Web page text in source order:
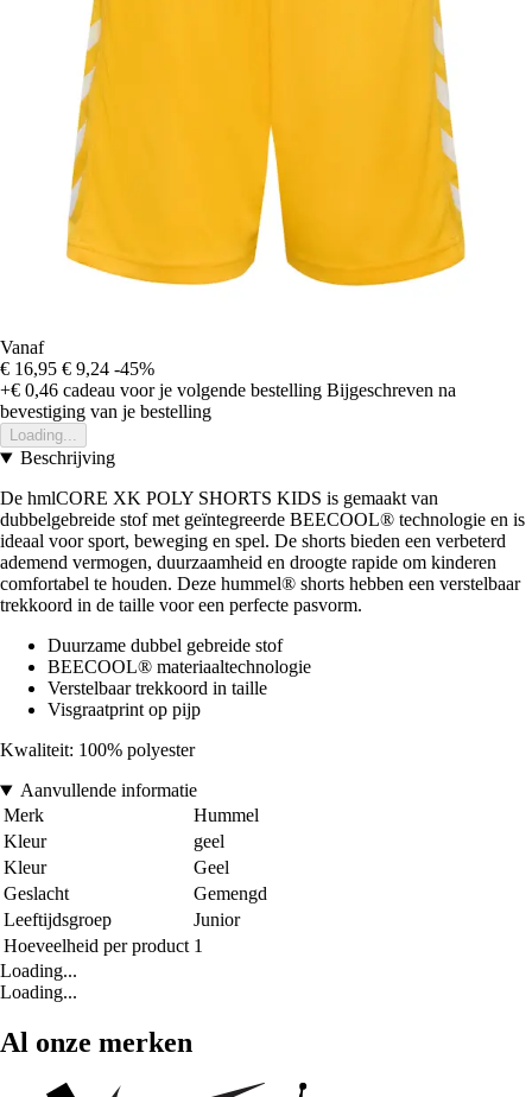
Vanaf
€ 16,95 € 9,24 -45%
+€ 0,46 cadeau voor je volgende bestelling Bijgeschreven na
bevestiging van je bestelling
Loading...
Beschrijving
De hmlCORE XK POLY SHORTS KIDS is gemaakt van
dubbelgebreide stof met geïntegreerde BEECOOL® technologie en is
ideaal voor sport, beweging en spel. De shorts bieden een verbeterd
ademend vermogen, duurzaamheid en droogte rapide om kinderen
comfortabel te houden. Deze hummel® shorts hebben een verstelbaar
trekkoord in de taille voor een perfecte pasvorm.
Duurzame dubbel gebreide stof
BEECOOL® materiaaltechnologie
Verstelbaar trekkoord in taille
Visgraatprint op pijp
Kwaliteit: 100% polyester
Aanvullende informatie
Merk
Hummel
Kleur
geel
Kleur
Geel
Geslacht
Gemengd
Leeftijdsgroep
Junior
Hoeveelheid per product 1
Loading...
Loading...
Al onze merken